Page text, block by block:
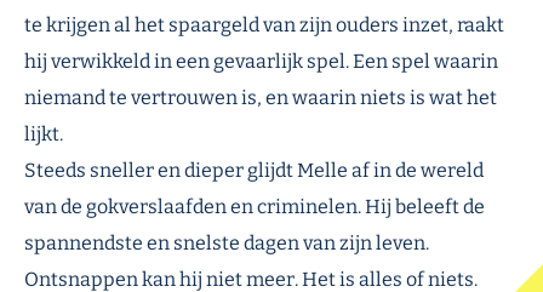
te krijgen al het spaargeld van zijn ouders inzet, raakt
hij verwikkeld in een gevaarlijk spel. Een spel waarin
niemand te vertrouwen is, en waarin niets is wat het
lijkt.
Steeds sneller en dieper glijdt Melle af in de wereld
van de gokverslaafden en criminelen. Hij beleeft de
spannendste en snelste dagen van zijn leven.
Ontsnappen kan hij niet meer. Het is alles of niets.